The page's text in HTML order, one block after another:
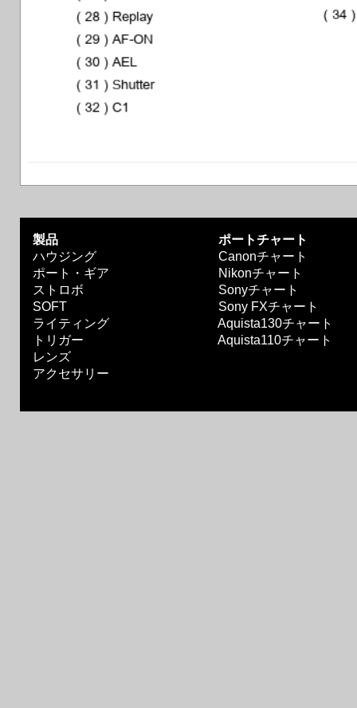
製品
ポートチャート
ハウジング
Canonチャート
ポート・ギア
Nikonチャート
ストロボ
Sonyチャート
SOFT
Sony FXチャート
ライティング
Aquista130チャート
トリガー
Aquista110チャート
レンズ
アクセサリー